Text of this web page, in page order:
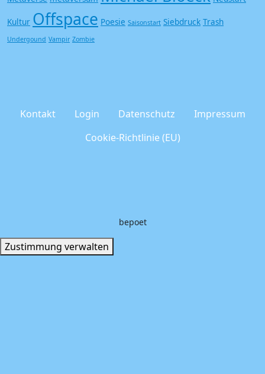
Kultur Offspace Poesie Saisonstart Siebdruck Trash
Undergound Vampir Zombie
Kontakt Login Datenschutz
Impressum
Cookie-Richtlinie (EU)
bepoet
Zustimmung verwalten